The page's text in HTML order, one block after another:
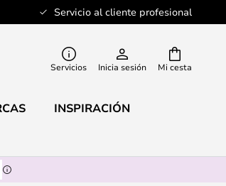
Servicio al cliente profesional
Mi cesta
Servicios Inicia sesión
INSPIRACIÓN